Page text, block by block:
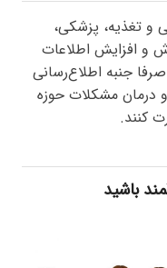
و تغذیه، پزشکی،
و افزایش اطلاعات
جنبه اطلاع‌رسانی
درمان مشکلات حوزه
کنند.
باشید